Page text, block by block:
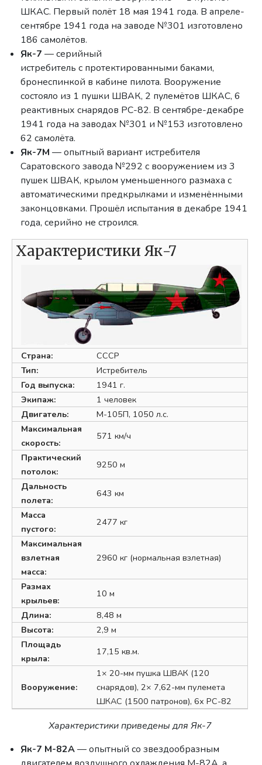
ШКАС. Первый полёт 18 мая 1941 года. В апреле-
сентябре 1941 года на заводе №301 изготовлено
186 самолётов.
Як-7 — серийный
истребитель с протектированными баками,
бронеспинкой в кабине пилота. Вооружение
состояло из 1 пушки ШВАК, 2 пулемётов ШКАС, 6
реактивных снарядов РС-82. В сентябре-декабре
1941 года на заводах №301 и №153 изготовлено
62 самолёта.
Як-7М — опытный вариант истребителя
Саратовского завода №292 с вооружением из 3
пушек ШВАК, крылом уменьшенного размаха с
автоматическими предкрылками и изменёнными
законцовками. Прошёл испытания в декабре 1941
года, серийно не строился.
Характеристики Як-7
Страна:
СССР
Тип:
Истребитель
Год выпуска:
1941 г.
Экипаж:
1 человек
Двигатель:
М-105П, 1050 л.с.
Максимальная
скорость:
571 км/ч
Практический
потолок:
9250 м
Дальность
полета:
643 км
Масса
пустого:
2477 кг
Максимальная
взлетная
масса:
2960 кг (нормальная взлетная)
Размах
крыльев:
10 м
Длина:
8,48 м
Высота:
2,9 м
Площадь
крыла:
17,15 кв.м.
Вооружение:
1× 20-мм пушка ШВАК (120
снарядов), 2× 7,62-мм пулемета
ШКАС (1500 патронов), 6х РС-82
Характеристики приведены для Як-7
Як-7 М-82А— опытный со звездообразным